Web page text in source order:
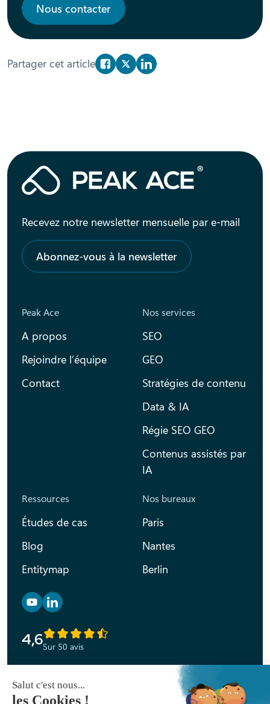
Nous contacter
Partager cet article Partager sur Facebook
Partager sur X/Twitter
Partager sur Linkedin
Recevez notre newsletter mensuelle par e-mail
Abonnez-vous à la newsletter
Peak Ace
A propos
Rejoindre l’équipe
Contact
Nos services
SEO
GEO
Stratégies de contenu
Data & IA
Régie SEO GEO
Contenus assistés par
IA
Ressources
Études de cas
Blog
Entitymap
Nos bureaux
Paris
Nantes
Berlin
Retrouvez nous sur YouTube
Retrouvez nous sur Linkedin
4,6Sur 50 avis